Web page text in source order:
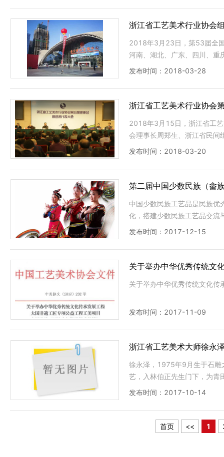
浙江省工艺美术行业协会
2018年3月23日，第53届全
河南、湖北、广东、四川、重
议，通过缔结友好协会的方
发布时间：2018-03-28
浙江省工艺美术行业协会
2018年3月15日，浙江省工
会理事长周郑生、浙江省民间
省各地300余名代表参加了本
发布时间：2018-03-20
第二届中国少数民族（畲
中国少数民族工艺品是民族优
化，搭建少数民族工艺品交流
畲族工艺品的潜在市场，决定
发布时间：2017-12-15
关于举办中华优秀传统文
仪式的通知
关于举办中华优秀传统文化传
发布时间：2017-11-09
浙江省工艺美术大师徐永
徐永泽，1975年9月生于石雕
艺，入林伯正先生门下，为青
师衣钵。
发布时间：2017-10-14
首页 << 1